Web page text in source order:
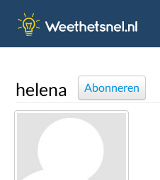
helena Abonneren